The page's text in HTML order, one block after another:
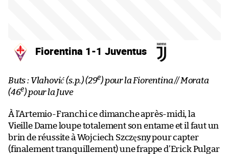
Fiorentina 1-1 Juventus
Buts : Vlahović (s.p.) (29e) pour la Fiorentina // Morata
(46e) pour la Juve
À l’Artemio-Franchi ce dimanche après-midi, la
Vieille Dame loupe totalement son entame et il faut un
brin de réussite à Wojciech Szczęsny pour capter
(finalement tranquillement) une frappe d’Erick Pulgar